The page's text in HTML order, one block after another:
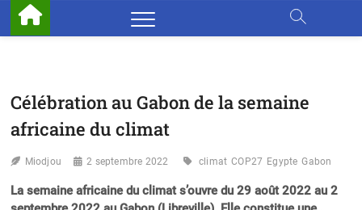
Célébration au Gabon de la semaine
africaine du climat
Miodjou 2 septembre 2022 climat COP27 Egypte Gabon
La semaine africaine du climat s’ouvre du 29 août 2022 au 2